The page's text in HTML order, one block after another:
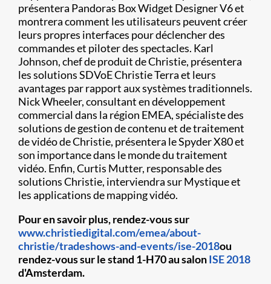
présentera Pandoras Box Widget Designer V6 et
montrera comment les utilisateurs peuvent créer
leurs propres interfaces pour déclencher des
commandes et piloter des spectacles. Karl
Johnson, chef de produit de Christie, présentera
les solutions SDVoE Christie Terra et leurs
avantages par rapport aux systèmes traditionnels.
Nick Wheeler, consultant en développement
commercial dans la région EMEA, spécialiste des
solutions de gestion de contenu et de traitement
de vidéo de Christie, présentera le Spyder X80 et
son importance dans le monde du traitement
vidéo. Enfin, Curtis Mutter, responsable des
solutions Christie, interviendra sur Mystique et
les applications de mapping vidéo.
Pour en savoir plus, rendez-vous sur
www.christiedigital.com/emea/about-
christie/tradeshows-and-events/ise-2018ou
rendez-vous sur lestand 1-H70 au salonISE 2018
d'Amsterdam.